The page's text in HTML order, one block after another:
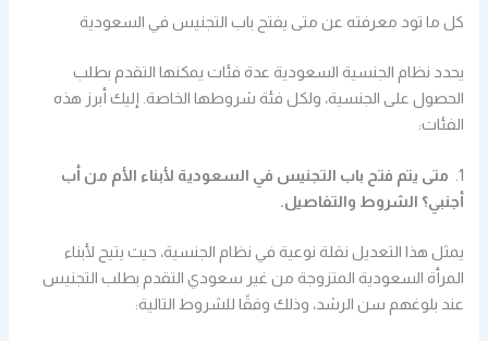
كل ما تود معرفته عن متى يفتح باب التجنيس في السعودية
يحدد نظام الجنسية السعودية عدة فئات يمكنها التقدم بطلب
الحصول على الجنسية، ولكل فئة شروطها الخاصة. إليك أبرز هذه
الفئات:
1. متى يتم فتح باب التجنيس في السعودية لأبناء الأم من أب
أجنبي؟ الشروط والتفاصيل.
يمثل هذا التعديل نقلة نوعية في نظام الجنسية، حيث يتيح لأبناء
المرأة السعودية المتزوجة من غير سعودي التقدم بطلب التجنيس
عند بلوغهم سن الرشد، وذلك وفقًا للشروط التالية: